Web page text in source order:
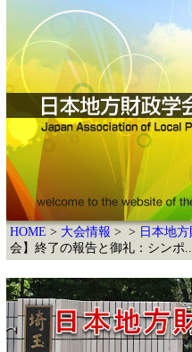
HOME 大会情報
日本地
会】終了の報告と御礼：シンポ